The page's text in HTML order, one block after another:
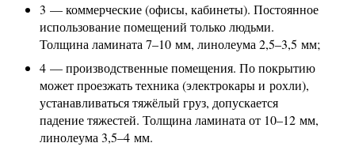
3 — коммерческие (офисы, кабинеты). Постоянное
использование помещений только людьми.
Толщина ламината 7–10 мм, линолеума 2,5–3,5 мм;
4 — производственные помещения. По покрытию
может проезжать техника (электрокары и рохли),
устанавливаться тяжёлый груз, допускается
падение тяжестей. Толщина ламината от 10–12 мм,
линолеума 3,5–4 мм.